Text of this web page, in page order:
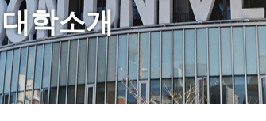
입학안내
교과과정
졸업요건
장학제도
외국어프로그램
공인회계사반
공인회계사반 자료실
강의실 및 세미나실 대여
대학소개